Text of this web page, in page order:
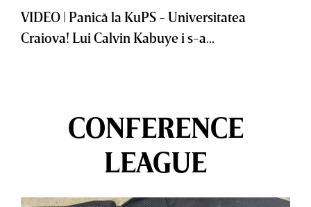
VIDEO | Panică la KuPS - Universitatea
Craiova! Lui Calvin Kabuye i s-a...
CONFERENCE
LEAGUE